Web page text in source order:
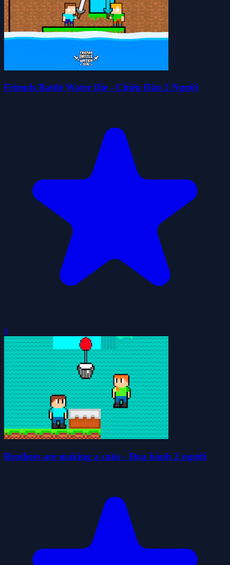
Friends Battle Water Die - Chiến Đấu 2 Người
0
Brothers are making a cake - Đua bánh 2 người